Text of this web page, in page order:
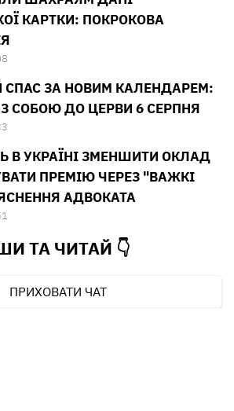
КАРТКИ: ПОКРОКОВА
СПАС ЗА НОВИМ КАЛЕНДАРЕМ:
СОБОЮ ДО ЦЕРВИ 6 СЕРПНЯ
В УКРАЇНІ ЗМЕНШИТИ ОКЛАД
ПРЕМІЮ ЧЕРЕЗ "ВАЖКІ
АДВОКАТА
ТА ЧИТАЙ 👇
ПРИХОВАТИ ЧАТ